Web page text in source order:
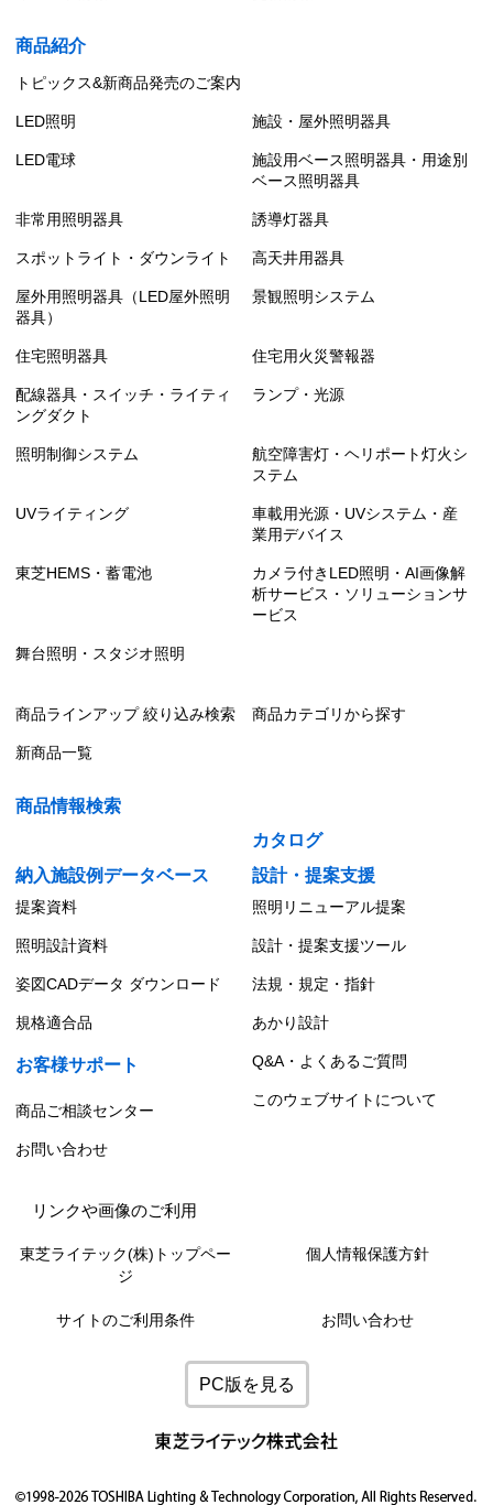
商品紹介
トピックス&新商品発売のご案内
LED照明 施設・屋外照明器具
LED電球
施設用ベース照明器具・用途別
ベース照明器具
非常用照明器具 誘導灯器具
スポットライト・ダウンライト 高天井用器具
屋外用照明器具（LED屋外照明
器具）
景観照明システム
住宅照明器具 住宅用火災警報器
配線器具・スイッチ・ライティ
ングダクト
ランプ・光源
照明制御システム
航空障害灯・ヘリポート灯火シ
ステム
UVライティング
車載用光源・UVシステム・産
業用デバイス
東芝HEMS・蓄電池
カメラ付きLED照明・AI画像解
析サービス・ソリューションサ
ービス
舞台照明・スタジオ照明
商品ラインアップ 絞り込み検索 商品カテゴリから探す
新商品一覧
商品情報検索
カタログ
納入施設例データベース
設計・提案支援
提案資料 照明リニューアル提案
照明設計資料 設計・提案支援ツール
姿図CADデータ ダウンロード 法規・規定・指針
規格適合品 あかり設計
お客様サポート Q&A・よくあるご質問
商品ご相談センター
このウェブサイトについて
お問い合わせ
リンクや画像のご利用
東芝ライテック(株)トップペー
ジ
個人情報保護方針
サイトのご利用条件 お問い合わせ
PC版を見る